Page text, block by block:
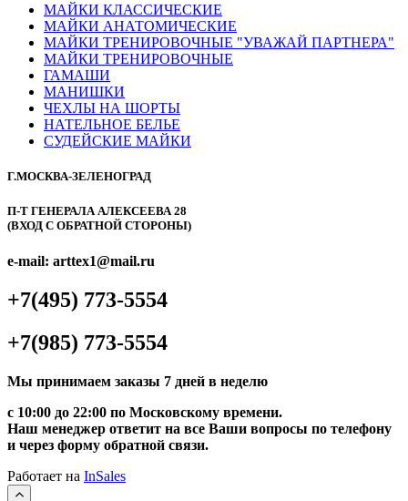
МАЙКИ КЛАССИЧЕСКИЕ
МАЙКИ АНАТОМИЧЕСКИЕ
МАЙКИ ТРЕНИРОВОЧНЫЕ "УВАЖАЙ ПАРТНЕРА"
МАЙКИ ТРЕНИРОВОЧНЫЕ
ГАМАШИ
МАНИШКИ
ЧЕХЛЫ НА ШОРТЫ
НАТЕЛЬНОЕ БЕЛЬЕ
СУДЕЙСКИЕ МАЙКИ
Г.МОСКВА-ЗЕЛЕНОГРАД
П-Т ГЕНЕРАЛА АЛЕКСЕЕВА 28
(ВХОД С ОБРАТНОЙ СТОРОНЫ)
e-mail: arttex1@mail.ru
+7(495) 773-5554
+7(985) 773-5554
Мы принимаем заказы 7 дней в неделю
с 10:00 до 22:00 по Московскому времени.
Наш менеджер ответит на все Ваши вопросы по телефону
и через форму обратной связи.
Работает на InSales